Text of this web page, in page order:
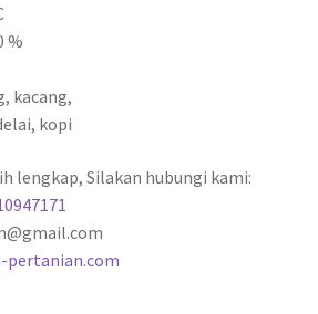
%
kacang,
kopi
lengkap, Silakan hubungi kami:
pertanian.com